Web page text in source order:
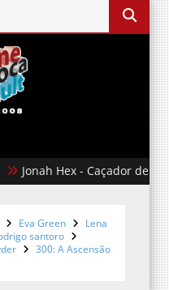
Hex - Caçador de
Eva Green
Lena
santoro
300: A Ascensão